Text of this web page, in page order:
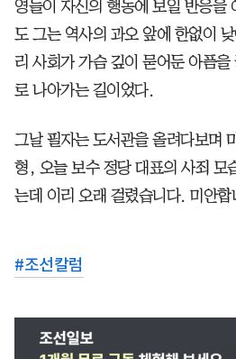
영들이 자신의 행동에 보일 반응을
도 그는 역사의 과오 앞에 한없이
리 사회가 가슴 깊이 묻어둔 아픔
로 나아가는 길이었다.
그날 필자는 도서관을 올려다보며
형, 오늘 보수 정당 대표의 사죄 모
는데 이리 오래 걸렸습니다. 미안
#조선칼럼